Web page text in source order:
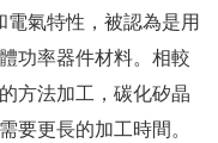
電氣特性，被認為是用
功率器件材料。相較
方法加工，碳化矽晶
要更長的加工時間。